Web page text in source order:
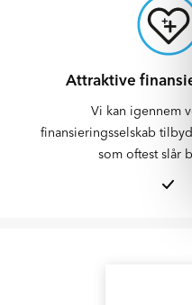
Attraktive
Vi kan igennem
finansieringsselskab
som oftest slår